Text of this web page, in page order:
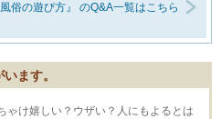
風俗の遊び方』 のQ&A一覧はこちら
ます。
ゃけ嬉しい？ウザい？人にもよるとは